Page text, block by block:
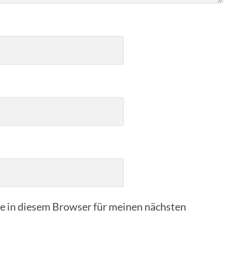
in diesem Browser für meinen nächsten